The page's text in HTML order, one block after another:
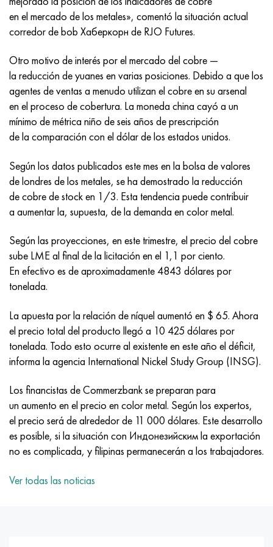
en el mercado de los metales», comentó la situación actual
corredor de bob Хаберкорн de RJO Futures.
Otro motivo de interés por el mercado del cobre —
la reducción de yuanes en varias posiciones. Debido a que los
agentes de ventas a menudo utilizan el cobre en su arsenal
en el proceso de cobertura. La moneda china cayó a un
mínimo de métrica niño de seis años de prescripción
de la comparación con el dólar de los estados unidos.
Según los datos publicados este mes en la bolsa de valores
de londres de los metales, se ha demostrado la reducción
de cobre de stock en 1/3. Esta tendencia puede contribuir
a aumentar la, supuesta, de la demanda en color metal.
Según las proyecciones, en este trimestre, el precio del cobre
sube LME al final de la licitación en el 1,1 por ciento.
En efectivo es de aproximadamente 4843 dólares por
tonelada.
La apuesta por la relación de níquel aumentó en $ 65. Ahora
el precio total del producto llegó a 10 425 dólares por
tonelada. Todo esto ocurre al existente en este año el déficit,
informa la agencia International Nickel Study Group (INSG).
Los financistas de Commerzbank se preparan para
un aumento en el precio en color metal. Según los expertos,
el precio será de alrededor de 11 000 dólares. Este desarrollo
es posible, si la situación con Индонезийским la exportación
no es complicada, y filipinas permanecerán a los trabajadores.
Ver todas las noticias
Incotherm
incotest
Jette M152
Cobalto 6B
maraging 250
Maraging 300
Maraging 350
MP35N
MP159
multimetro n155
Nicrofer 5923 hMo
Nicrofer 6030
Nitronik 40
Nitronik 50
Nitrónico 60
47ND
47НХР
49KF
49K2F, 49K2FA-VI
Aleación 50N
50NHS
Aleación 52N
52K12F
56DGNH
68NKhVKTYu
79NM, Lupa 7904
80NMV-VI
80NHS
HN62VMYUT
HN62MVKYU
HN63MB
XN65VM
KhN65VMTYu
KhN68VKTYU
KhN68VMTYUK-vd
KhN70VMTYu
HN73MBTYu
XN70YU
HN75MBTYu
XN77TYu
XN77TYUR
VT-35
PT-1M
PT-3V
PT-7M
2B
A LAS 3
3M
TL3
5B
TL5
A LAS 6
14 titanio
SP-17
1.4466 - AISI 310MoLn
Aleación Al6xn
15-7Ph® - 1.4532
PH 13-8 meses - 1.4534
1.4542 - 17-4Ph®
1.4545 - 15-5Ph®
1.4548 - 17-4Ph®
1.4550 - AISI 347
1.4567 - AISI 304Cu
1.4570-aisi303Cu
1.4574 - Aleación PH 15-7 Mo®
1.4580 - AISI 316Cb
1.4597 - AISI 204Cu
Aleación 28 - 1.4563
Aleación 31 - 1.4562
10X17H13M3T
10X18N18Yu4D
11X11N2V2MF
12Х18Н9Т
13X11N2V2MF
15х12vnmf
15Х12Н2MVFAB
15X16K5N2MVFAB
15X16H2AM
18X11MNFB
18X12VMBFR
20X12VNMF
20Х3FMI
21NKMT
37X12N8G8MFB
2,0872, CuNi10Fe1Mn, Cw352h
Bronce aluminio silicio
CW301G, C64200
bronce de silicio
C65500, CuAl11Fe3
C65100, CuSi1.5
Bronce estaño-plomo
c92200, CuSn6Zn4Pb2
latón rojo
C84400, CuSn2ZnPb
C83600, CuSn5ZnPb
45G2, 45g2, AISI 1144
Aleación de acero estructural
10g2, 10g2, AISI 1513
12X2H4A, 15NiCr13, 1.5752
AC14, 11SMnPb30
20XH3A, AISI 4320, 20hn3a
20HM, 24CrMo5, 20hm
25KhGM, 20CrMo5, 1.7264
30X, AISI 5130, 30h
30hgs, 30hgs
30hgsa, 30hgsa
30hgsn2a, 30hgsna
30xn2ma, 30CrNiMo8
30хн3а, 31nicr14
34khn3ma, 36NiCrMo16, 35NiCrMo16
Р6М5, 1.3343, hs6-5-2, sw7m
Р6М5К5, 1.3243, hs6-5-2-5
R6M5F3, 1.3344, hs6-5-3
9М4К8,1.3207
R12F3, 1.3318, sw12
Acero carbono
10,1.1645, C105W1
11G12, 110G13L, X120Mn12